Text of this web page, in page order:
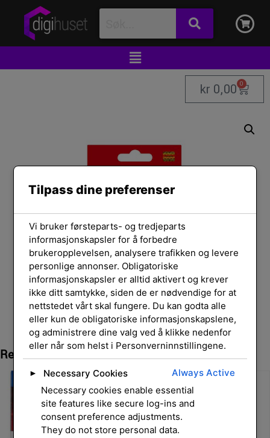
kr 0,00 0
Relaterte Produkter
Tilpass dine preferenser
Vi bruker førsteparts- og tredjeparts
informasjonskapsler for å forbedre
brukeropplevelsen, analysere trafikken og levere
personlige annonser. Obligatoriske
informasjonskapsler er alltid aktivert og krever
ikke ditt samtykke, siden de er nødvendige for at
nettstedet vårt skal fungere. Du kan godta alle
eller kun de obligatoriske informasjonskapslene,
og administrere dine valg ved å klikke nedenfor
eller når som helst i Personverninnstillingene.
► Necessary Cookies
Always Active
Necessary cookies enable essential
site features like secure log-ins and
consent preference adjustments.
They do not store personal data.